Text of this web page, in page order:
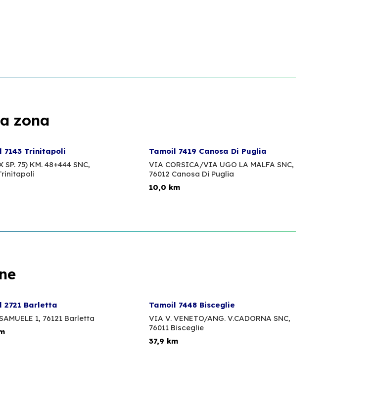
zona
7143 Trinitapoli
SP. 75) KM. 48+444 SNC,
Tamoil 7419 Canosa Di Puglia
VIA CORSICA/VIA UGO LA MALFA SNC,
76012 Canosa Di Puglia
10,0 km
2721 Barletta
1, 76121 Barletta
Tamoil 7448 Bisceglie
VIA V. VENETO/ANG. V.CADORNA SNC,
76011 Bisceglie
37,9 km